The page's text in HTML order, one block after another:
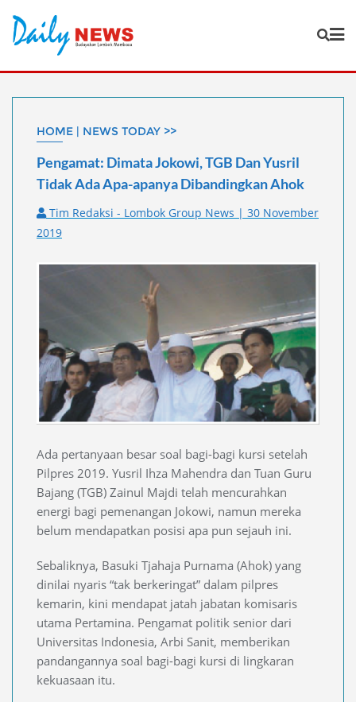
content
HOME | NEWS TODAY >>
Pengamat: Dimata Jokowi, TGB Dan Yusril
Tidak Ada Apa-apanya Dibandingkan Ahok
Tim Redaksi - Lombok Group News | 30 November
2019
Ada pertanyaan besar soal bagi-bagi kursi setelah
Pilpres 2019. Yusril Ihza Mahendra dan Tuan Guru
Bajang (TGB) Zainul Majdi telah mencurahkan
energi bagi pemenangan Jokowi, namun mereka
belum mendapatkan posisi apa pun sejauh ini.
Sebaliknya, Basuki Tjahaja Purnama (Ahok) yang
dinilai nyaris “tak berkeringat” dalam pilpres
kemarin, kini mendapat jatah jabatan komisaris
utama Pertamina. Pengamat politik senior dari
Universitas Indonesia, Arbi Sanit, memberikan
pandangannya soal bagi-bagi kursi di lingkaran
kekuasaan itu.